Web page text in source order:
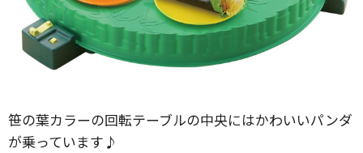
笹の葉カラーの回転テーブルの中央にはかわいいパンダ
が乗っています♪